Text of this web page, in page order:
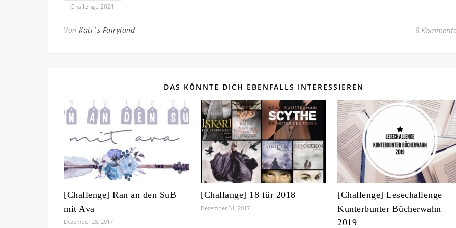
Challenge 2021
Von Kati´s Fairyland 8
DAS KÖNNTE DICH EBENFALLS INTERESSIEREN
[Challenge] Ran an den SuB
mit Ava
Dezember 28, 2017
[Challange] 18 für 2018
Dezember 31, 2017
[Challenge] Lesechallenge
Kunterbunter Bücherwahn
2019